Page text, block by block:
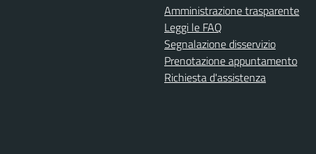
Amministrazione trasparente
Leggi le FAQ
Segnalazione disservizio
Prenotazione appuntamento
Richiesta d'assistenza